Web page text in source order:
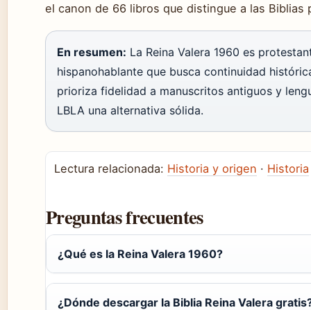
el canon de 66 libros que distingue a las
En resumen: La Reina Valera 1960 es
hispanohablante que busca continuidad
prioriza fidelidad a manuscritos antiguos y
LBLA una alternativa sólida.
Lectura relacionada: Historia y origen · Historia
Preguntas frecuentes
¿Qué es la Reina Valera 1960?
¿Dónde descargar la Biblia Reina Valera